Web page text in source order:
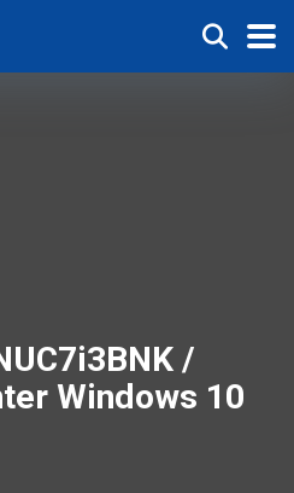
/
Windows 10